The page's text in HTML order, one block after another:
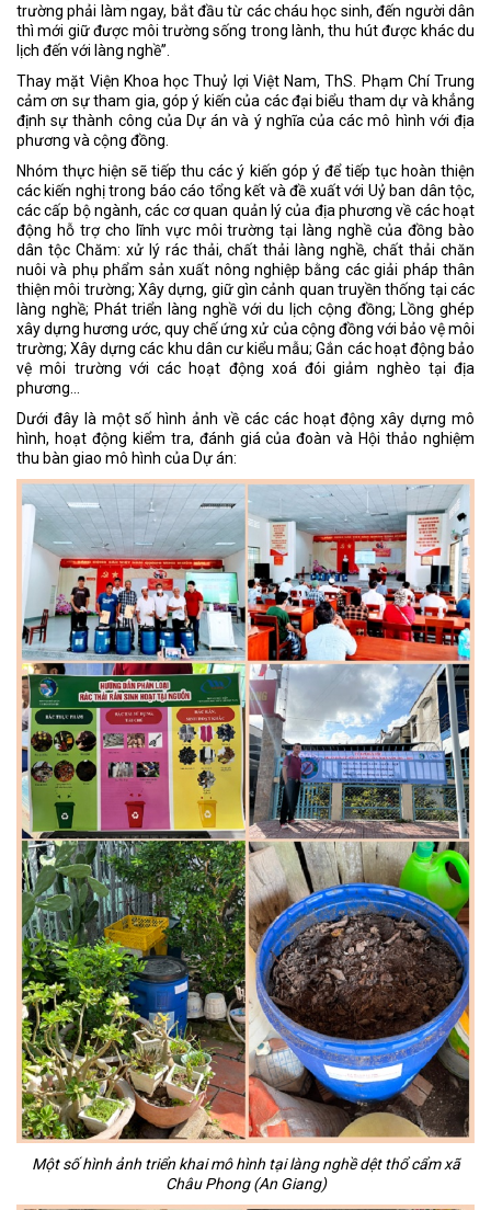
trường phải làm ngay, bắt đầu từ các cháu học sinh, đến người dân
thì mới giữ được môi trường sống trong lành, thu hút được khác du
lịch đến với làng nghề”.
Thay mặt Viện Khoa học Thuỷ lợi Việt Nam, ThS. Phạm Chí Trung
cảm ơn sự tham gia, góp ý kiến của các đại biểu tham dự và khẳng
định sự thành công của Dự án và ý nghĩa của các mô hình với địa
phương và cộng đồng.
Nhóm thực hiện sẽ tiếp thu các ý kiến góp ý để tiếp tục hoàn thiện
các kiến nghị trong báo cáo tổng kết và đề xuất với Uỷ ban dân tộc,
các cấp bộ ngành, các cơ quan quản lý của địa phương về các hoạt
động hỗ trợ cho lĩnh vực môi trường tại làng nghề của đồng bào
dân tộc Chăm: xử lý rác thải, chất thải làng nghề, chất thải chăn
nuôi và phụ phẩm sản xuất nông nghiệp bằng các giải pháp thân
thiện môi trường; Xây dựng, giữ gìn cảnh quan truyền thống tại các
làng nghề; Phát triển làng nghề với du lịch cộng đồng; Lồng ghép
xây dựng hương ước, quy chế ứng xử của cộng đồng với bảo vệ môi
trường; Xây dựng các khu dân cư kiểu mẫu; Gắn các hoạt động bảo
vệ môi trường với các hoạt động xoá đói giảm nghèo tại địa
phương…
Dưới đây là một số hình ảnh về các các hoạt động xây dựng mô
hình, hoạt động kiểm tra, đánh giá của đoàn và Hội thảo nghiệm
thu bàn giao mô hình của Dự án:
Một số hình ảnh triển khai mô hình tại làng nghề dệt thổ cẩm xã
Châu Phong (An Giang)